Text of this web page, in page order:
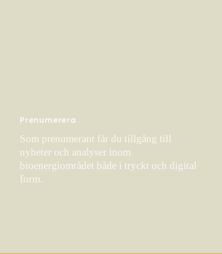
Prenumerera
Som prenumerant får du tillgång till
nyheter och analyser inom
bioenergiområdet både i tryckt och digital
form.